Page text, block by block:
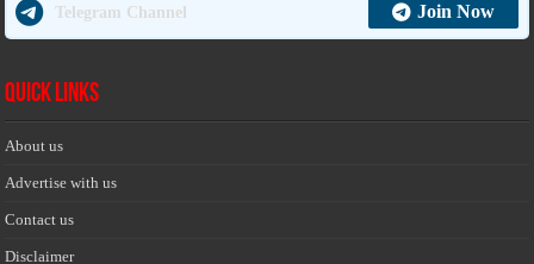
Telegram Channel Join Now
Quick Links
About us
Advertise with us
Contact us
Disclaimer